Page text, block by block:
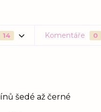
14 Komentáře 0
šedé až černé